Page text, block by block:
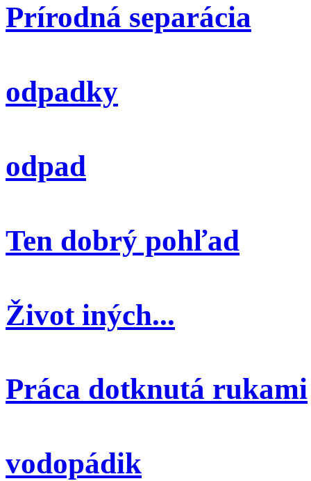
Prírodná separácia
odpadky
odpad
Ten dobrý pohľad
Život iných...
Práca dotknutá rukami
vodopádik